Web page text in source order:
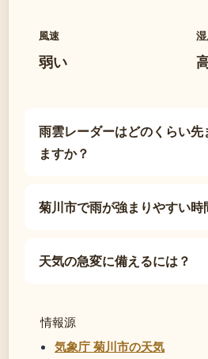
風速
弱い
雨雲レーダーはどのくらい先
ますか？
菊川市で雨が強まりやすい時
天気の急変に備えるには？
情報源
気象庁 菊川市の天気